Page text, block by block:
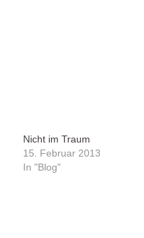
Nicht im Traum
15. Februar 2013
In "Blog"